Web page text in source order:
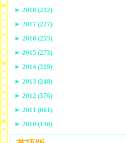
► 2018 (212)
► 2017 (227)
► 2016 (255)
► 2015 (273)
► 2014 (319)
► 2013 (248)
► 2012 (376)
► 2011 (661)
► 2010 (156)